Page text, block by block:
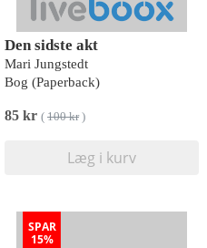
Den sidste akt
Mari Jungstedt
Bog (Paperback)
85 kr ( 100 kr)
Læg i kurv
SPAR
15%